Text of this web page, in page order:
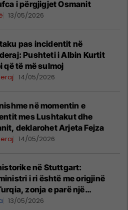
i përgjigjet Osmanit
13/05/2026
pas incidentit në
Pushteti i Albin Kurtit
që të më sulmoj
14/05/2026
në momentin e
mes Lushtakut dhe
deklarohet Arjeta Fejza
14/05/2026
në Stuttgart:
i ri është me origjinë
zonja e parë një
nga Kanadaja
13/05/2026